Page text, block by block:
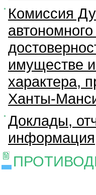
Комиссия
имуществе
характера,
Ханты-
Доклады,
информация